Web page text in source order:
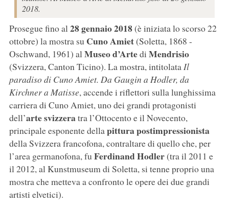
2018.
Prosegue fino al28 gennaio 2018(è iniziata lo scorso 22
ottobre) la mostra su Cuno Amiet(Soletta, 1868 -
Oschwand, 1961) alMuseo d’Artedi Mendrisio
(Svizzera, Canton Ticino). La mostra, intitolataIl
paradiso di Cuno Amiet. Da Gaugin a Hodler, da
Kirchner a Matisse, accende i riflettori sulla lunghissima
carriera di Cuno Amiet, uno dei grandi protagonisti
dell’arte svizzeratra l’Ottocento e il Novecento,
principale esponente dellapittura postimpressionista
della Svizzera francofona, contraltare di quello che, per
l’area germanofona, fuFerdinand Hodler(tra il 2011 e
il 2012, al Kunstmuseum di Soletta, si tenne proprio una
mostra che metteva a confronto le opere dei due grandi
artisti elvetici).